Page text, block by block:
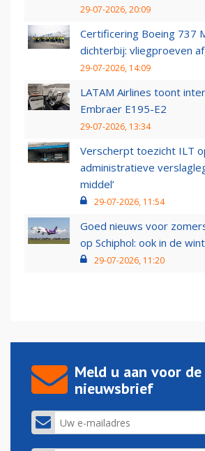
29-07-2026, 20:09
Certificering Boeing 737
dichterbij: vliegproeven
29-07-2026, 14:09
LATAM Airlines toont
Embraer E195-E2
29-07-2026, 13:34
Verscherpt toezicht ILT
administratieve
middel’
29-07-2026, 11:54
Goed nieuws voor
op Schiphol: ook in de
29-07-2026, 11:20
Meld u aan voor de
nieuwsbrief